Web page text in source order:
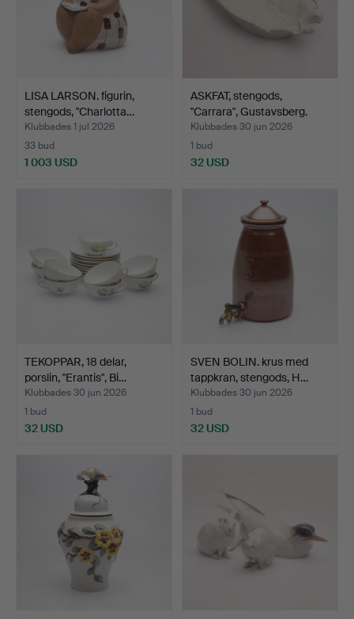
LISA LARSON. figurin,
stengods, "Charlotta…
Klubbades 1 jul 2026
33 bud
1 003 USD
ASKFAT, stengods,
"Carrara", Gustavsberg.
Klubbades 30 jun 2026
1 bud
32 USD
TEKOPPAR, 18 delar,
porslin, "Erantis", Bi…
Klubbades 30 jun 2026
1 bud
32 USD
SVEN BOLIN. krus med
tappkran, stengods, H…
Klubbades 30 jun 2026
1 bud
32 USD